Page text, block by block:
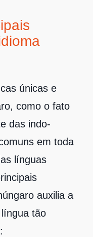
únicas e
como o fato
das indo-
em toda
línguas
auxilia a
tão